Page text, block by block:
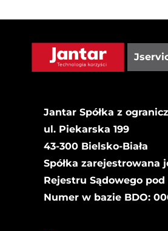
Jantar Spółka z
ul. Piekarska 199
43-300 Bielsko-Biała
Spółka zarejestrowana
Rejestru Sądowego pod
Numer w bazie BDO: